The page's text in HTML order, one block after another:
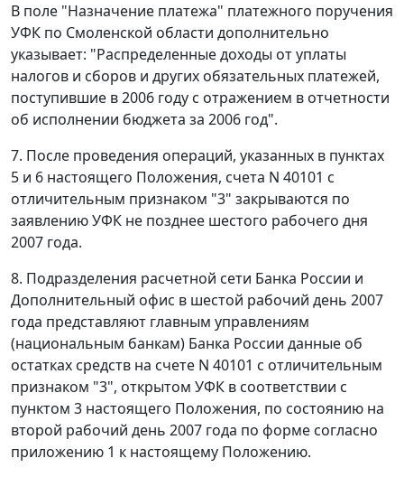
В поле "Назначение платежа" платежного поручения
УФК по Смоленской области дополнительно
указывает: "Распределенные доходы от уплаты
налогов и сборов и других обязательных платежей,
поступившие в 2006 году с отражением в отчетности
об исполнении бюджета за 2006 год".
7. После проведения операций, указанных в пунктах
5 и 6 настоящего Положения, счета N 40101 с
отличительным признаком "3" закрываются по
заявлению УФК не позднее шестого рабочего дня
2007 года.
8. Подразделения расчетной сети Банка России и
Дополнительный офис в шестой рабочий день 2007
года представляют главным управлениям
(национальным банкам) Банка России данные об
остатках средств на счете N 40101 с отличительным
признаком "3", открытом УФК в соответствии с
пунктом 3 настоящего Положения, по состоянию на
второй рабочий день 2007 года по форме согласно
приложению 1 к настоящему Положению.